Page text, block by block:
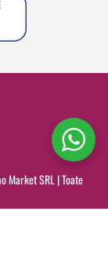
Market SRL | Toate